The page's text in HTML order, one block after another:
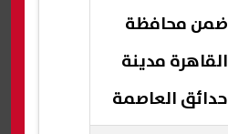
ضمن محافظة
القاهرة مدينة
حدائق العاصمة